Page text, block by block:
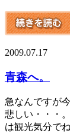
2009.07.17
青森へ。
急なんですが
悲しい・・・
は観光気分で